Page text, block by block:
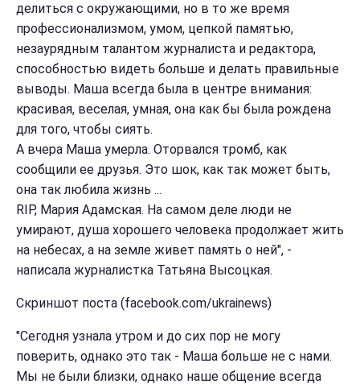
делиться с окружающими, но в то же время
профессионализмом, умом, цепкой памятью,
незаурядным талантом журналиста и редактора,
способностью видеть больше и делать правильные
выводы. Маша всегда была в центре внимания:
красивая, веселая, умная, она как бы была рождена
для того, чтобы сиять.
А вчера Маша умерла. Оторвался тромб, как
сообщили ее друзья. Это шок, как так может быть,
она так любила жизнь ...
RIP, Мария Адамская. На самом деле люди не
умирают, душа хорошего человека продолжает жить
на небесах, а на земле живет память о ней", -
написала журналистка Татьяна Высоцкая.
Скриншот поста (facebook.com/ukrainews)
"Сегодня узнала утром и до сих пор не могу
поверить, однако это так - Маша больше не с нами.
Мы не были близки, однако наше общение всегда